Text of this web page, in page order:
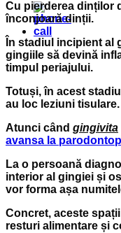
Cu pierderea dinților
înconjoară dinții.
În stadiul incipient al
gingiile să devină
timpul periajului.
Totuși, în acest
au loc leziuni tisulare.
Atunci când gingivita
avansa la
La o persoană
interior al gingiei și
vor forma așa
Concret, aceste
resturi alimentare și